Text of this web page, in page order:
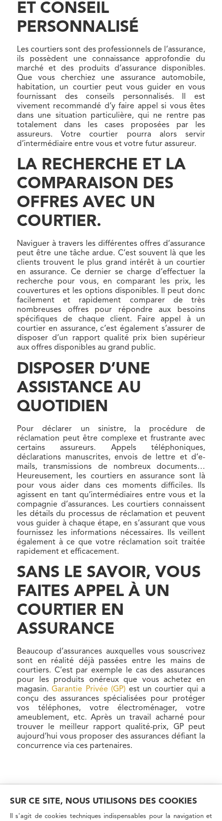
ET CONSEIL
PERSONNALISÉ
Les courtiers sont des professionnels de l’assurance,
ils possèdent une connaissance approfondie du
marché et des produits d’assurance disponibles.
Que vous cherchiez une assurance automobile,
habitation, un courtier peut vous guider en vous
fournissant des conseils personnalisés. Il est
vivement recommandé d’y faire appel si vous êtes
dans une situation particulière, qui ne rentre pas
totalement dans les cases proposées par les
assureurs. Votre courtier pourra alors servir
d’intermédiaire entre vous et votre futur assureur.
LA RECHERCHE ET LA
COMPARAISON DES
OFFRES AVEC UN
COURTIER.
Naviguer à travers les différentes offres d’assurance
peut être une tâche ardue. C’est souvent là que les
clients trouvent le plus grand intérêt à un courtier
en assurance. Ce dernier se charge d’effectuer la
recherche pour vous, en comparant les prix, les
couvertures et les options disponibles. Il peut donc
facilement et rapidement comparer de très
nombreuses offres pour répondre aux besoins
spécifiques de chaque client. Faire appel à un
courtier en assurance, c’est également s’assurer de
disposer d’un rapport qualité prix bien supérieur
aux offres disponibles au grand public.
DISPOSER D’UNE
ASSISTANCE AU
QUOTIDIEN
Pour déclarer un sinistre, la procédure de
réclamation peut être complexe et frustrante avec
certains assureurs. Appels téléphoniques,
déclarations manuscrites, envois de lettre et d’e-
mails, transmissions de nombreux documents…
Heureusement, les courtiers en assurance sont là
pour vous aider dans ces moments difficiles. Ils
agissent en tant qu’intermédiaires entre vous et la
compagnie d’assurances. Les courtiers connaissent
les détails du processus de réclamation et peuvent
vous guider à chaque étape, en s’assurant que vous
fournissez les informations nécessaires. Ils veillent
également à ce que votre réclamation soit traitée
rapidement et efficacement.
SANS LE SAVOIR, VOUS
FAITES APPEL À UN
COURTIER EN
ASSURANCE
Beaucoup d’assurances auxquelles vous souscrivez
sont en réalité déjà passées entre les mains de
courtiers. C’est par exemple le cas des assurances
pour les produits onéreux que vous achetez en
magasin.Garantie Privée (GP) est un courtier qui a
conçu des assurances spécialisées pour protéger
vos téléphones, votre électroménager, votre
ameublement, etc. Après un travail acharné pour
trouver le meilleur rapport qualité-prix, GP peut
aujourd’hui vous proposer des assurances défiant la
concurrence via ces partenaires.
© 2024 GROUPE EALIS
CONTACT
PRESSE COOKIES
SUR CE SITE, NOUS UTILISONS DES COOKIES
Il s'agit de cookies techniques indispensables pour la navigation et